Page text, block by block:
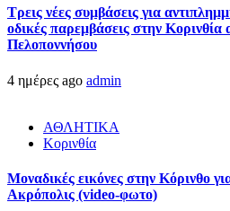
Τρεις νέες συμβάσεις για
οδικές παρεμβάσεις στην Κορινθία
Πελοποννήσου
4 ημέρες ago admin
ΑΘΛΗΤΙΚΑ
Κορινθία
Μοναδικές εικόνες στην Κόρινθο
Ακρόπολις (video-φωτο)